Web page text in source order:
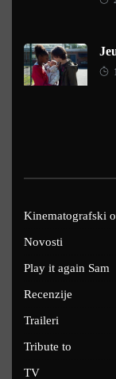
Kinematografski
Novosti
Play it again Sam
Recenzije
Traileri
Tribute to
TV